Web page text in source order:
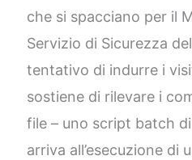
che si spacciano per il
Servizio di Sicurezza
tentativo di indurre i
sostiene di rilevare i
file – uno script batch
arriva all’esecuzione